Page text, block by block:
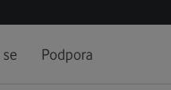
Podpora